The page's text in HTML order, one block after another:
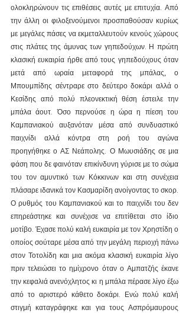
ολοκληρώνουν τις επιθέσεις αυτές με επιτυχία. Από
την άλλη οι φιλοξενούμενοι προσπαθούσαν κυρίως
με μεγάλες πάσες να εκμεταλλευτούν κενούς χώρους
στις πλάτες της άμυνας των γηπεδούχων. Η πρώτη
κλασική ευκαιρία ήρθε από τους γηπεδούχους όταν
μετά από ωραία μεταφορά της μπάλας, ο
Μπουμπίδης σέντραρε στο δεύτερο δοκάρι αλλά ο
Κεσίδης από πολύ πλεονεκτική θέση έστειλε την
μπάλα άουτ. Όσο περνούσε η ώρα η πίεση του
Καμπανιακού αυξανόταν μέσα από συνδυαστικό
παιχνίδι αλλά κόντρα στη ροή του αγώνα
προηγήθηκε ο ΑΣ Νεάπολης. Ο Μωυσιάδης σε μια
φάση που δε φαινόταν επικίνδυνη γύρισε με το σώμα
του τον αμυντικό των Κόκκινων και στη συνέχεια
πλάσαρε ιδανικά τον Κασμαρίδη ανοίγοντας το σκορ.
Ο ρυθμός του Καμπανιακού και το παιχνίδι του δεν
επηρεάστηκε και συνέχισε να επιτίθεται στο ίδιο
μοτίβο. Έχασε πολύ καλή ευκαιρία με τον Χρηστίδη ο
οποίος σούταρε μέσα από την μεγάλη περιοχή πάνω
στον Τοτολίδη και μια ακόμα κλασική ευκαιρία λίγο
πριν τελειώσει το ημίχρονο όταν ο Αμπατζής έκανε
την κεφαλιά ανενόχλητος κι η μπάλα πέρασε λίγο έξω
από το αριστερό κάθετο δοκάρι. Ενώ πολύ καλή
στιγμή καταγράφηκε και για τους Ασπρόμαυρους